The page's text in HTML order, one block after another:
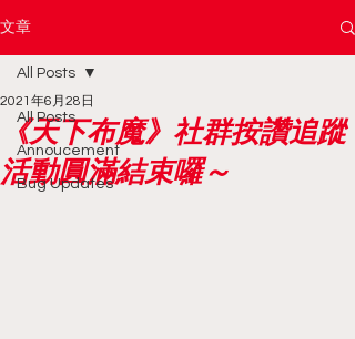
文章
All Posts
Annoucement
Bug Updates
All Posts
《天下布魔》社群按讚追蹤
活動圓滿結束囉～
2021年6月28日